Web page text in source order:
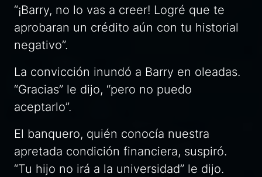
“¡Barry, no lo vas a creer! Logré que te
aprobaran un crédito aún con tu historial
negativo”.
La convicción inundó a Barry en oleadas.
“Gracias” le dijo, “pero no puedo
aceptarlo”.
El banquero, quién conocía nuestra
apretada condición financiera, suspiró.
“Tu hijo no irá a la universidad” le dijo.